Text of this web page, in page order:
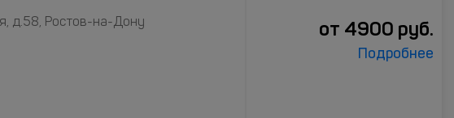
д.58, Ростов-на-Дону от 4900 руб.
Подробнее